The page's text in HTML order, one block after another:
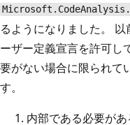
るようになりました。
ーザー定義宣言を許可し
要がない場合に限られて
す。
内部である必要があ